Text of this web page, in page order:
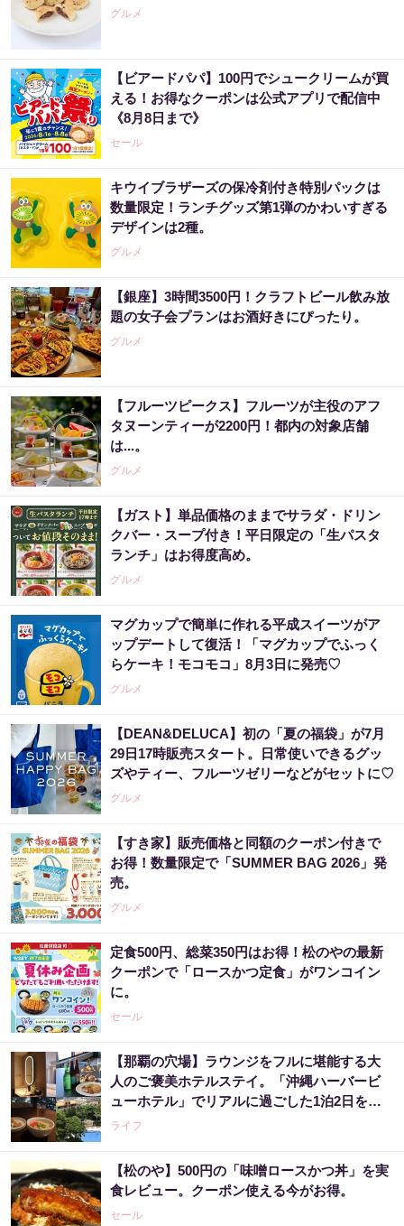
グルメ
【ビアードパパ】100円でシュークリームが買
える！お得なクーポンは公式アプリで配信中
《8月8日まで》
セール
キウイブラザーズの保冷剤付き特別パックは
数量限定！ランチグッズ第1弾のかわいすぎる
デザインは2種。
グルメ
【銀座】3時間3500円！クラフトビール飲み放
題の女子会プランはお酒好きにぴったり。
グルメ
【フルーツピークス】フルーツが主役のアフ
タヌーンティーが2200円！都内の対象店舗
は...。
グルメ
【ガスト】単品価格のままでサラダ・ドリン
クバー・スープ付き！平日限定の「生パスタ
ランチ」はお得度高め。
グルメ
マグカップで簡単に作れる平成スイーツがア
ップデートして復活！「マグカップでふっく
らケーキ！モコモコ」8月3日に発売♡
グルメ
【DEAN&DELUCA】初の「夏の福袋」が7月
29日17時販売スタート。日常使いできるグッ
ズやティー、フルーツゼリーなどがセットに♡
グルメ
【すき家】販売価格と同額のクーポン付きで
お得！数量限定で「SUMMER BAG 2026」発
売。
グルメ
定食500円、総菜350円はお得！松のやの最新
クーポンで「ロースかつ定食」がワンコイン
に。
セール
【那覇の穴場】ラウンジをフルに堪能する大
人のご褒美ホテルステイ。「沖縄ハーバービ
ューホテル」でリアルに過ごした1泊2日をレ
ビュー。
ライフ
【松のや】500円の「味噌ロースかつ丼」を実
食レビュー。クーポン使える今がお得。
セール